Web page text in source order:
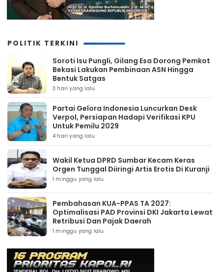
POLITIK TERKINI
Soroti Isu Pungli, Gilang Esa Dorong Pemkot
Bekasi Lakukan Pembinaan ASN Hingga
Bentuk Satgas
3 hari yang lalu
Partai Gelora Indonesia Luncurkan Desk
Verpol, Persiapan Hadapi Verifikasi KPU
Untuk Pemilu 2029
4 hari yang lalu
Wakil Ketua DPRD Sumbar Kecam Keras
Orgen Tunggal Diiringi Artis Erotis Di Kuranji
1 minggu yang lalu
Pembahasan KUA-PPAS TA 2027:
Optimalisasi PAD Provinsi DKI Jakarta Lewat
Retribusi Dan Pajak Daerah
1 minggu yang lalu